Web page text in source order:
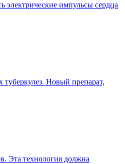
электрические импульсы сердца
Новый препарат,
Эта технология должна